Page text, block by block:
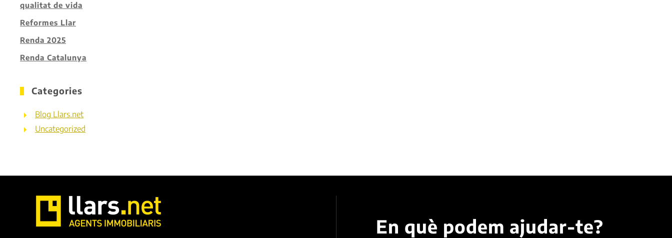
qualitat de vida
Reformes Llar
Renda 2025
Renda Catalunya
Categories
Blog Llars.net
Uncategorized
En què podem ajudar-te?